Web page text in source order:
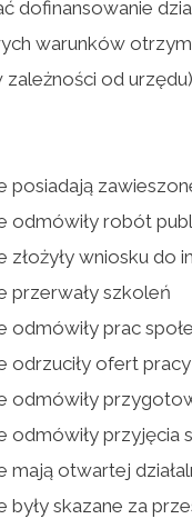
dofinansowanie
warunków
zależności od
posiadają
odmówiły robót
złożyły wniosku do
przerwały szkoleń
odmówiły prac
odrzuciły ofert pracy
odmówiły
odmówiły przyjęcia
mają otwartej
były skazane za